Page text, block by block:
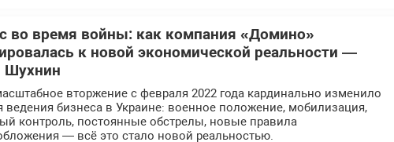
во время войны: как компания «Домино»
к новой экономической реальности —
Шухнин
вторжение с февраля 2022 года кардинально изменило
ведения бизнеса в Украине: военное положение, мобилизация,
контроль, постоянные обстрелы, новые правила
— всё это стало новой реальностью.